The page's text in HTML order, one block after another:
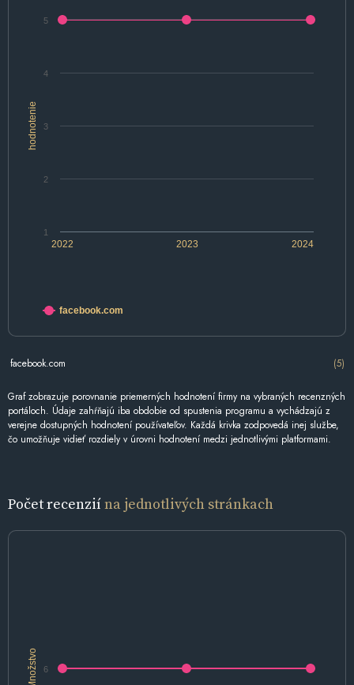
hodnotenie
2022 2023 2024
1
2
3
4
5
facebook.com
facebook.com (5)
Graf zobrazuje porovnanie priemerných hodnotení firmy na vybraných recenzných
portáloch. Údaje zahŕňajú iba obdobie od spustenia programu a vychádzajú z
verejne dostupných hodnotení používateľov. Každá krivka zodpovedá inej službe,
čo umožňuje vidieť rozdiely v úrovni hodnotení medzi jednotlivými platformami.
Počet recenziína jednotlivých stránkach
Množstvo 6